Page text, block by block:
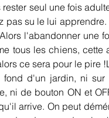
seul une fois
su le lui
l'abandonner une
tous les chiens,
ce sera pour le
d'un jardin, ni
ni de bouton ON et
arrive. On peut